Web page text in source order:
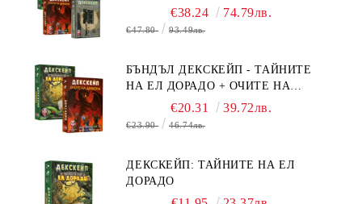
БЯГСТВО ОТ АЛКАТРАЗ +
ТАЙНИТЕ НА ЕЛ ДОРАДО +
€38.24 74.79лв.
€47.80 93.49лв.
БЪНДЪЛ ДЕКСКЕЙП - ТАЙНИТЕ
НА ЕЛ ДОРАДО + ОЧИТЕ НА
ДРАКОНА€20.31 39.72лв.
€23.90 46.74лв.
ДЕКСКЕЙП: ТАЙНИТЕ НА ЕЛ
ДОРАДО